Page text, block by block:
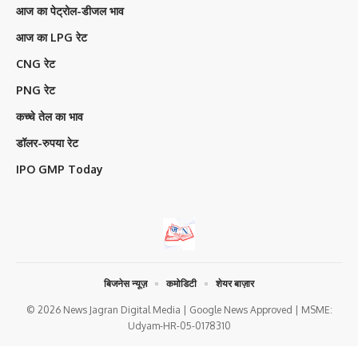
आज का पेट्रोल-डीजल भाव
आज का LPG रेट
CNG रेट
PNG रेट
कच्चे तेल का भाव
डॉलर-रुपया रेट
IPO GMP Today
© 2026 News Jagran Digital Media | Google News Approved | MSME:
Udyam-HR-05-0178310
बिजनेस न्यूज़ कमोडिटी शेयर बाज़ार